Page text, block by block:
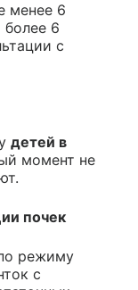
менее 6
более 6
с
детей в
момент не
почек
режиму
с